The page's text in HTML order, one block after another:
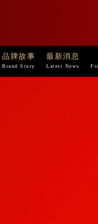
品牌故事
Brand Story
最新消息
Latest News